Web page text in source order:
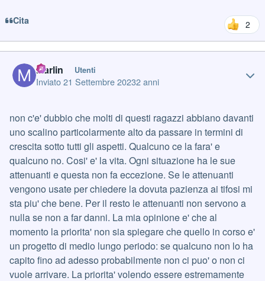
Cita 2
Marlin Utenti
Inviato21 Settembre 20232 anni
non c'e' dubbio che molti di questi ragazzi abbiano davanti
uno scalino particolarmente alto da passare in termini di
crescita sotto tutti gli aspetti. Qualcuno ce la fara' e
qualcuno no. Cosi' e' la vita. Ogni situazione ha le sue
attenuanti e questa non fa eccezione. Se le attenuanti
vengono usate per chiedere la dovuta pazienza ai tifosi mi
sta piu' che bene. Per il resto le attenuanti non servono a
nulla se non a far danni. La mia opinione e' che al
momento la priorita' non sia spiegare che quello in corso e'
un progetto di medio lungo periodo: se qualcuno non lo ha
capito fino ad adesso probabilmente non ci puo' o non ci
vuole arrivare. La priorita' volendo essere estremamente